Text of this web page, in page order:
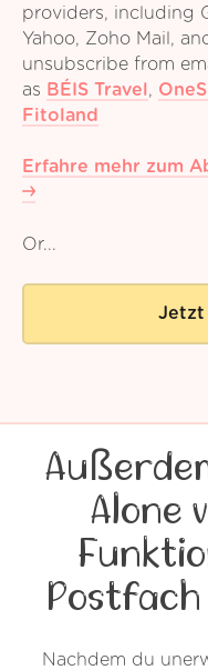
providers, including
Yahoo, Zoho Mail,
unsubscribe from
as BÉIS Travel ,
Fitoland
Erfahre mehr zum
Or...
Jetzt
Alone
Nachdem du